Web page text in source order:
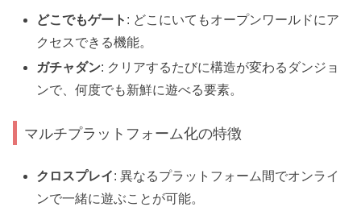
どこでもゲート : どこにいてもオープンワールドにア
クセスできる機能。
ガチャダン: クリアするたびに構造が変わるダンジョ
ンで、何度でも新鮮に遊べる要素。
マルチプラットフォーム化の特徴
クロスプレイ: 異なるプラットフォーム間でオンライ
ンで一緒に遊ぶことが可能。